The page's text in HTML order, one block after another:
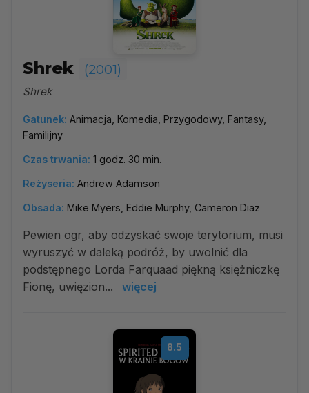
Shrek (2001)
Shrek
Gatunek: Animacja, Komedia, Przygodowy, Fantasy,
Familijny
Czas trwania: 1 godz. 30 min.
Reżyseria: Andrew Adamson
Obsada: Mike Myers, Eddie Murphy, Cameron Diaz
Pewien ogr, aby odzyskać swoje terytorium, musi
wyruszyć w daleką podróż, by uwolnić dla
podstępnego Lorda Farquaad piękną księżniczkę
Fionę, uwięzion...
więcej
8.5